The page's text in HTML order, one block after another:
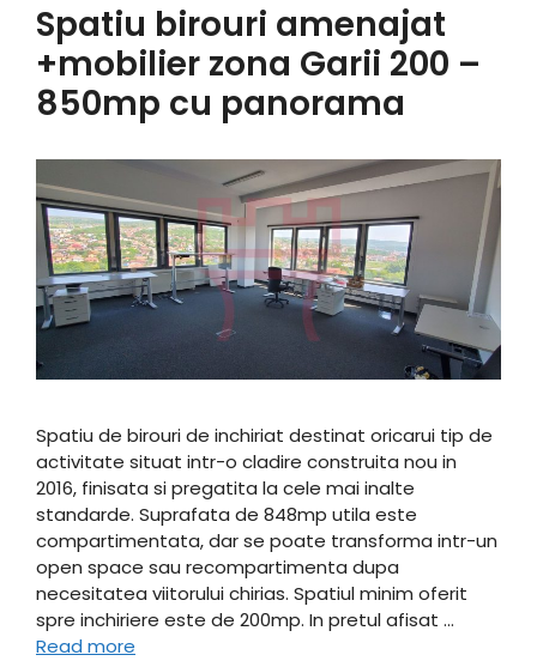
Spatiu birouri amenajat
+mobilier zona Garii 200 –
850mp cu panorama
Spatiu de birouri de inchiriat destinat oricarui tip de
activitate situat intr-o cladire construita nou in
2016, finisata si pregatita la cele mai inalte
standarde. Suprafata de 848mp utila este
compartimentata, dar se poate transforma intr-un
open space sau recompartimenta dupa
necesitatea viitorului chirias. Spatiul minim oferit
spre inchiriere este de 200mp. In pretul afisat …
Read more